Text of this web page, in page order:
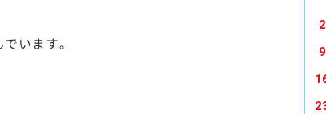
います。
2
9